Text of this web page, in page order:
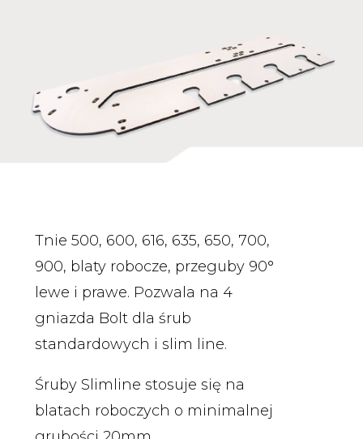
Tnie 500, 600, 616, 635, 650, 700,
900, blaty robocze, przeguby 90°
lewe i prawe. Pozwala na 4
gniazda Bolt dla śrub
standardowych i slim line.
Śruby Slimline stosuje się na
blatach roboczych o minimalnej